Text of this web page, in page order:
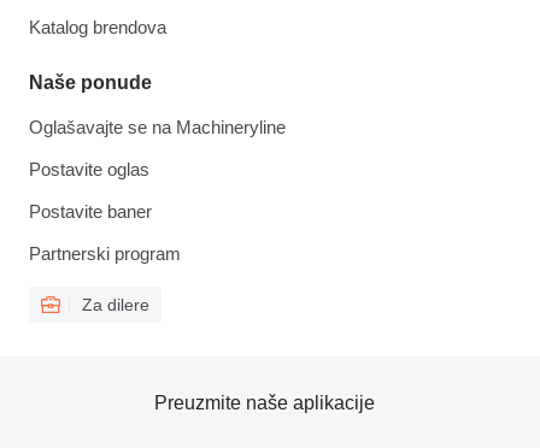
Katalog brendova
Naše ponude
Oglašavajte se na Machineryline
Postavite oglas
Postavite baner
Partnerski program
Za dilere
Preuzmite naše aplikacije